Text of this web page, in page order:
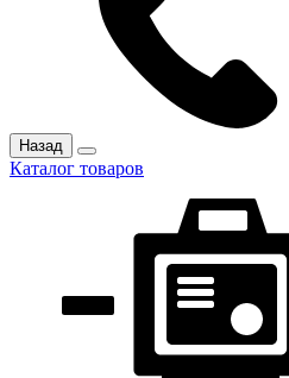
Назад
Каталог товаров